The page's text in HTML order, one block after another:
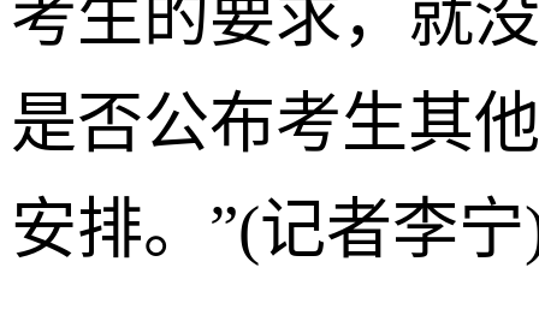
考生的要求，就
是否公布考生其
安排。”(记者李宁